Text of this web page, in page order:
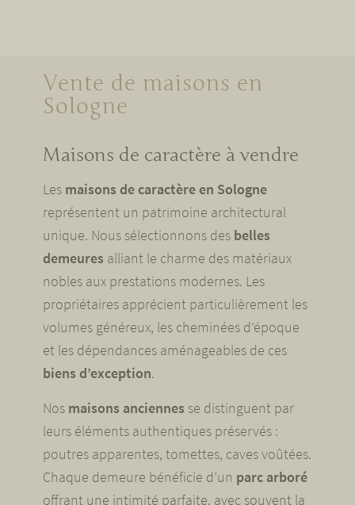
Vente de maisons en
Sologne
Maisons de caractère à vendre
Les maisons de caractère en Sologne
représentent un patrimoine architectural
unique. Nous sélectionnons des belles
demeures alliant le charme des matériaux
nobles aux prestations modernes. Les
propriétaires apprécient particulièrement les
volumes généreux, les cheminées d’époque
et les dépendances aménageables de ces
biens d’exception.
Nos maisons anciennes se distinguent par
leurs éléments authentiques préservés :
poutres apparentes, tomettes, caves voûtées.
Chaque demeure bénéficie d’un parc arboré
offrant une intimité parfaite, avec souvent la